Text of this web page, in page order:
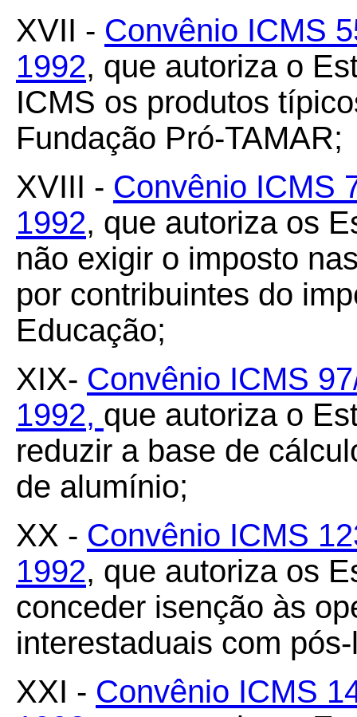
XVII - Convênio ICMS
1992, que autoriza o
ICMS os produtos
Fundação Pró-TAMAR;
XVIII - Convênio ICMS
1992, que autoriza os
não exigir o imposto
por contribuintes do
Educação;
XIX- Convênio ICMS
1992, que autoriza o
reduzir a base de
de alumínio;
XX - Convênio ICMS
1992, que autoriza os
conceder isenção às
interestaduais com
XXI - Convênio ICMS